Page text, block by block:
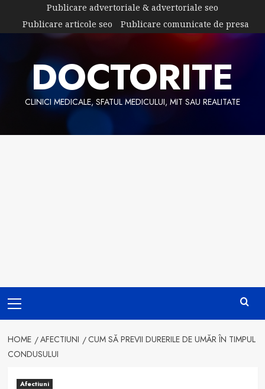
content
Publicare advertoriale & advertoriale seo
Publicare articole seo
Publicare comunicate de presa
DOCTORITE
CLINICI MEDICALE, SFATUL MEDICULUI, MIT SAU REALITATE
Menu
HOME AFECTIUNI
CUM SĂ PREVII DURERILE DE UMĂR ÎN TIMPUL
CONDUSULUI
Afectiuni